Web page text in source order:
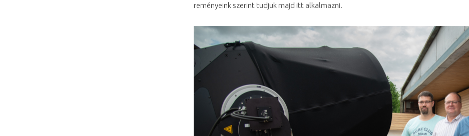
reményeink szerint tudjuk majd itt alkalmazni.